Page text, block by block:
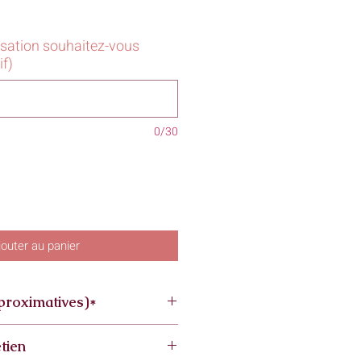
souhaitez-vous
0/30
au panier
main les dimensions